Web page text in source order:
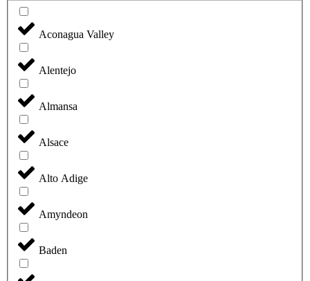
Aconagua Valley
Alentejo
Almansa
Alsace
Alto Adige
Amyndeon
Baden